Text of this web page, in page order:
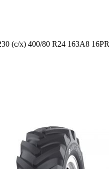
(с/х) 400/80 R24 163A8 16PR